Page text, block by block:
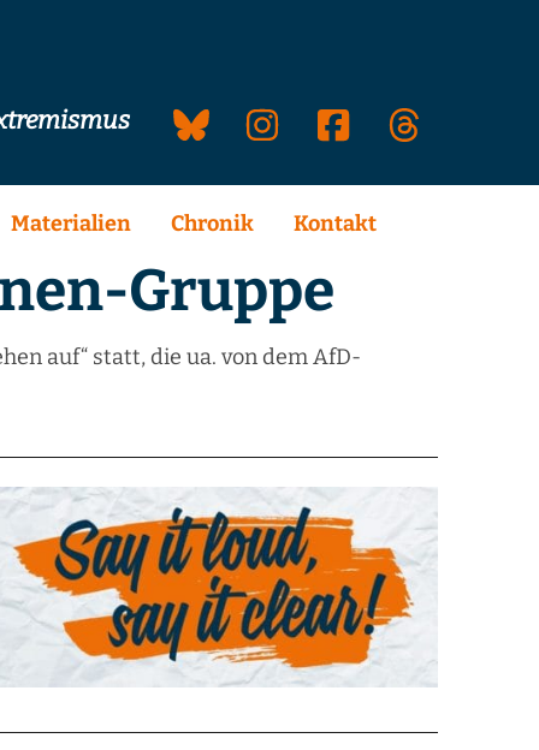
Materialien Chronik Kontakt
Gruppe
auf“ statt, die ua. von dem AfD-